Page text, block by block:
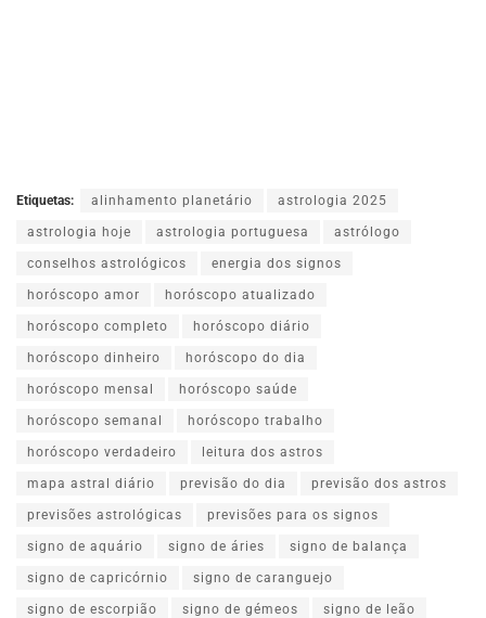
Etiquetas: alinhamento planetário astrologia 2025
astrologia hoje astrologia portuguesa astrólogo
conselhos astrológicos energia dos signos
horóscopo amor horóscopo atualizado
horóscopo completo horóscopo diário
horóscopo dinheiro horóscopo do dia
horóscopo mensal horóscopo saúde
horóscopo semanal horóscopo trabalho
horóscopo verdadeiro leitura dos astros
mapa astral diário previsão do dia previsão dos astros
previsões astrológicas previsões para os signos
signo de aquário signo de áries signo de balança
signo de capricórnio signo de caranguejo
signo de escorpião signo de gémeos signo de leão